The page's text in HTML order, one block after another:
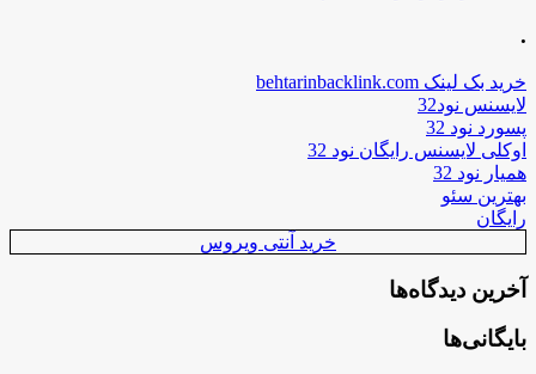
.
خرید بک لینک behtarinbacklink.com
لایسنس نود32
پسورد نود 32
اوکلی لایسنس رایگان نود 32
همیار نود 32
بهترین سئو
رایگان
خرید آنتی ویروس
آخرین دیدگاه‌ها
بایگانی‌ها